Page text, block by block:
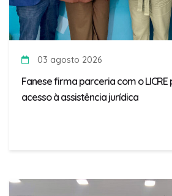
03 agosto 2026
Fanese firma parceria com o
acesso à assistência jurídica